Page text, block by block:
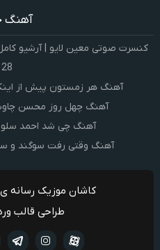
آهنگ
آهنگ هر زمستون پیش از
آهنگ چهل روز محسن
آهنگ چی شد احمد
آهنگ وقتی رفت سوگند و
کاشان موزیک رسانه ی
طراحی قالب
آپارات